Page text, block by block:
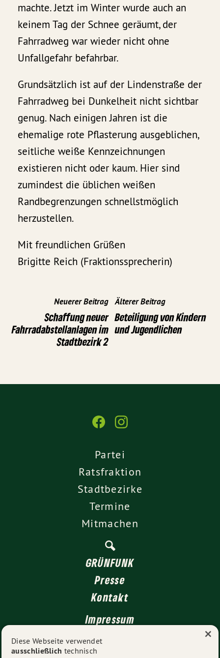
machte. Jetzt im Winter wurde auch an
keinem Tag der Schnee geräumt, der
Fahrradweg war wieder nicht ohne
Unfallgefahr befahrbar.
Grundsätzlich ist auf der Lindenstraße der
Fahrradweg bei Dunkelheit nicht sichtbar
genug. Nach einigen Jahren ist die
ehemalige rote Pflasterung ausgeblichen,
seitliche weiße Kennzeichnungen
existieren nicht oder kaum. Hier sind
zumindest die üblichen weißen
Randbegrenzungen schnellstmöglich
herzustellen.
Mit freundlichen Grüßen
Brigitte Reich (Fraktionssprecherin)
Neuerer Beitrag
Schaffung neuer
Fahrradabstellanlagen im
Stadtbezirk 2
Älterer Beitrag
Beteiligung von Kindern
und Jugendlichen
Partei
Ratsfraktion
Stadtbezirke
Termine
Mitmachen
GRÜNFUNK
Presse
Kontakt
Impressum
Datenschutz
Diese Webseite verwendet
ausschließlich technisch
×